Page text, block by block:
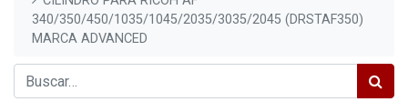
340/350/450/1035/1045/2035/3035/2045 (DRSTAF350)
MARCA ADVANCED